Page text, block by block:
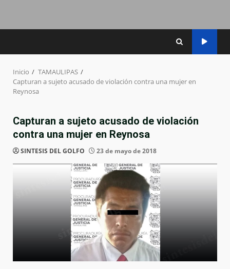
Inicio
TAMAULIPAS
Capturan a sujeto acusado de violación contra una mujer en
Reynosa
Capturan a sujeto acusado de violación
contra una mujer en Reynosa
SINTESIS DEL GOLFO 23 de mayo de 2018